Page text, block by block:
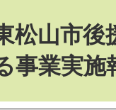
松山市後
事業実施